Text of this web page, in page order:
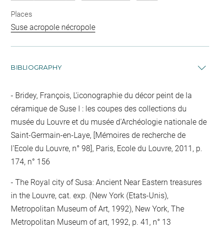
Places
Suse acropole nécropole
BIBLIOGRAPHY
Bridey, François, L'iconographie du décor peint de la
céramique de Suse I : les coupes des collections du
musée du Louvre et du musée d'Archéologie nationale de
Saint-Germain-en-Laye, [Mémoires de recherche de
l'Ecole du Louvre, n° 98], Paris, Ecole du Louvre, 2011, p.
174, n° 156
The Royal city of Susa: Ancient Near Eastern treasures
in the Louvre, cat. exp. (New York (Etats-Unis),
Metropolitan Museum of Art, 1992), New York, The
Metropolitan Museum of art, 1992, p. 41, n° 13